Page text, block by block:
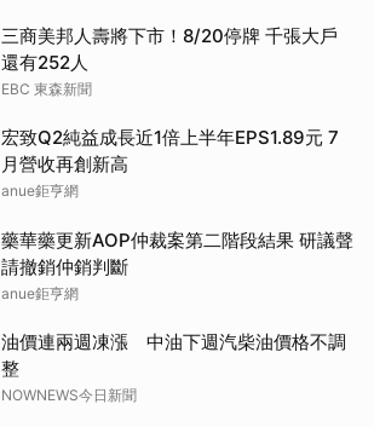
三商美邦人壽將下市！8/20停牌 千張大戶
還有252人
EBC 東森新聞
宏致Q2純益成長近1倍上半年EPS1.89元 7
月營收再創新高
anue鉅亨網
藥華藥更新AOP仲裁案第二階段結果 研議聲
請撤銷仲銷判斷
anue鉅亨網
油價連兩週凍漲 中油下週汽柴油價格不調
整
NOWNEWS今日新聞